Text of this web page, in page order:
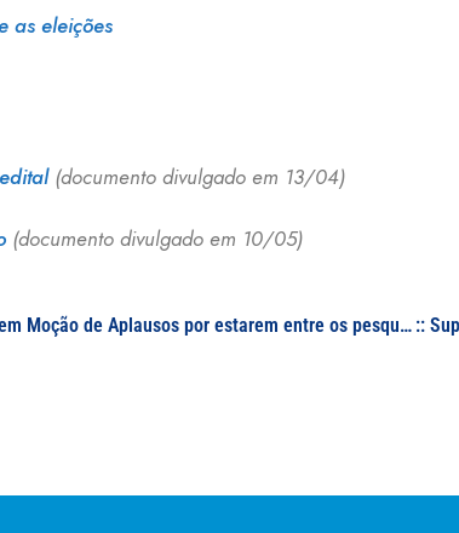
as eleições
(documento divulgado em 13/04)
(documento divulgado em 10/05)
Professores da UNFAL-MG recebem Moção de Aplausos por estarem entre os pesquisadores mais influentes do mundo; a homenagem foi concedida em Reunião Solene do Conselho Universitário